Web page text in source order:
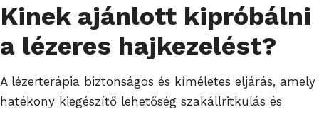
Kinek ajánlott kipróbálni
a lézeres hajkezelést?
A lézerterápia biztonságos és kíméletes eljárás, amely
hatékony kiegészítő lehetőség szakállritkulás és